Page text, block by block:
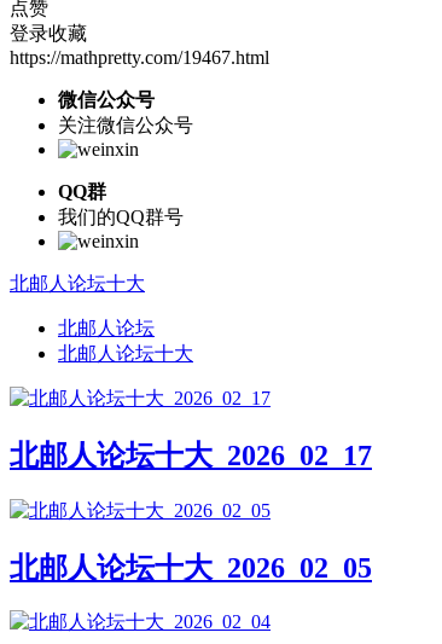
点赞
登录收藏
https://mathpretty.com/19467.html
微信公众号
关注微信公众号
QQ群
我们的QQ群号
北邮人论坛十大
北邮人论坛
北邮人论坛十大
北邮人论坛十大_2026_02_17
北邮人论坛十大_2026_02_05